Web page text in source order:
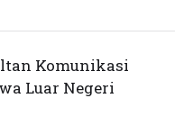
Komunikasi
Luar Negeri